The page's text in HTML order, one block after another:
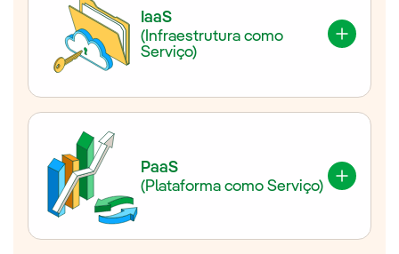
IaaS
(Infraestrutura como
Serviço)
armazenamento, redes e sistemas
operacionais, pela Internet. Este é o modelo
mais básico, proporcionando ao usuário um
maior controle sobre a infraestrutura.
Entre seus exemplos estão:
Services (AWS), Microsoft Azure e Google
PaaS
(Plataforma como Serviço)
Trata-se de uma plataforma que o provedor